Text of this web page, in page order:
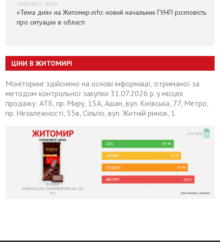
29.04.2022, 10:59
«Тема дня» на Житомир.info: новий начальник ГУНП розповість
про ситуацію в області
ЦІНИ В ЖИТОМИРІ
Моніторинг здійснено на основі інформації, отриманої за
методом контрольної закупки 31.07.2026 р. у місцях
продажу: АТБ, пр. Миру, 15А, Ашан, вул. Київська, 77, Метро,
пр. Незалежності, 55в, Сільпо, вул. Житній ринок, 1